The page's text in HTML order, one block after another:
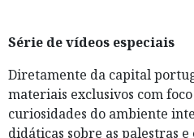
Série de vídeos especiais
Diretamente da capital
materiais exclusivos com
curiosidades do ambiente
didáticas sobre as palestras